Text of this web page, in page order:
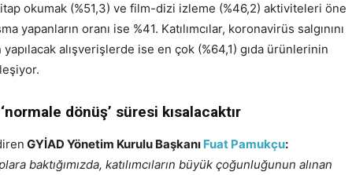
okumak (%51,3) ve film-dizi izleme (%46,2) aktiviteleri öne
yapanların oranı ise %41. Katılımcılar, koronavirüs salgınını
alışverişlerde ise en çok (%64,1) gıda ürünlerinin
dönüş’ süresi kısalacaktır
GYİAD Yönetim Kurulu Başkanı Fuat Pamukçu:
baktığımızda, katılımcıların büyük çoğunluğunun alınan